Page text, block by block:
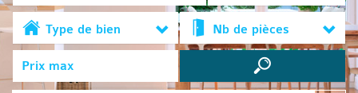
Type de bien Nb de pièces